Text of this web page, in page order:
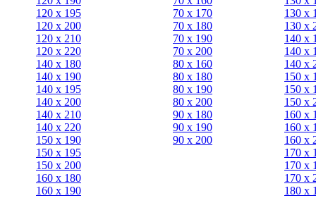
120 х 195
120 х 200
120 x 210
120 x 220
140 x 180
140 х 190
140 х 195
140 х 200
140 x 210
140 x 220
150 х 190
150 х 195
150 х 200
160 x 180
160 х 190
70 х 170
70 х 180
70 х 190
70 х 200
80 х 160
80 х 180
80 x 190
80 x 200
90 х 180
90 x 190
90 x 200
130 х
130 х
140 х
140 х
140 х
150 х
150 х
150 х
160 х
160 х
160 х
170 х
170 х
170 х
180 х